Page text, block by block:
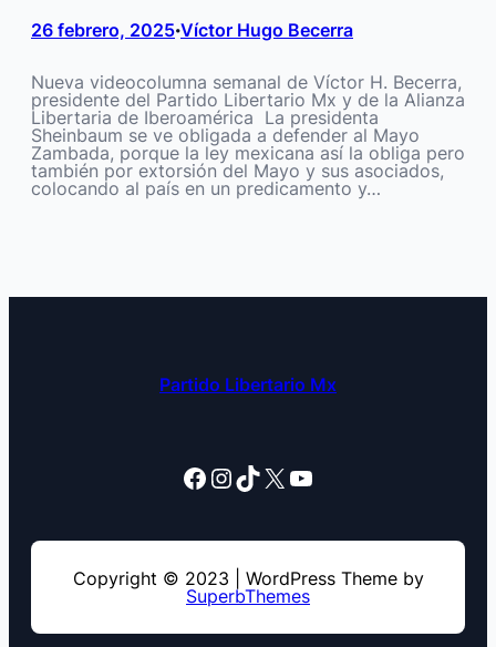
26 febrero, 2025•Víctor Hugo Becerra
Nueva videocolumna semanal de Víctor H. Becerra,
presidente del ‪Partido Libertario Mx‬ y de la Alianza
Libertaria de Iberoamérica ‪ ‬La presidenta
Sheinbaum se ve obligada a defender al Mayo
Zambada, porque la ley mexicana así la obliga pero
también por extorsión del Mayo y sus asociados,
colocando al país en un predicamento y…
Partido Libertario Mx
Facebook InstagramTikTok X YouTube
Copyright © 2023 | WordPress Theme by
SuperbThemes